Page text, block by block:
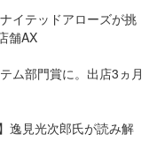
イテッドアローズが挑
舗AX
ム部門賞に。出店3ヵ月
逸見光次郎氏が読み解